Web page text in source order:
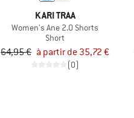
KARI TRAA
Women's Ane 2.0 Shorts
Short
64,95 € à partir de 35,72 €
(0)